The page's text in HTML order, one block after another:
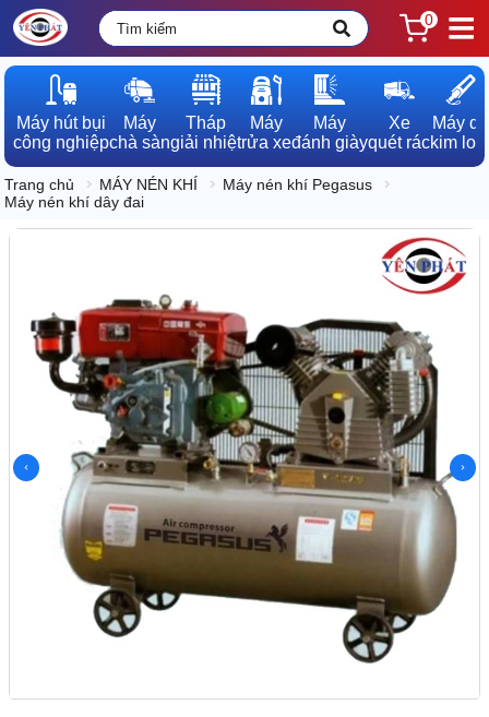
0
Máy hút bụi
công nghiệp
Máy
chà sàn
Tháp
giải nhiệt
Máy
rửa xe
Máy
đánh giày
Xe
quét rác
Máy dò
kim loại
Trang chủ MÁY NÉN KHÍ
Máy nén khí Pegasus
Máy nén khí dây đai